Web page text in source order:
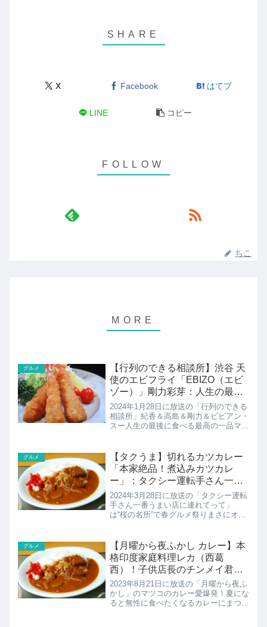
X Facebook はてブ
LINE コピー
ちこ
グルメ
【行列のできる相談所】渋谷 天
使のエビフライ「EBIZO（エビ
ゾー）」剛力彩芽：人生の最後
に食べる最高の一品
2024年1月28日に放送の「行列のできる
相談所」紀香＆高島＆剛力＆ビビアン・
スー人生の最後に食べる最高の一品マダ
彩芽さんが食べた天使の海老のエビフラ
イ、シーフードレス...
グルメ
【タクうま】切れるカツカレー
「本家絶品！煮込みカツカレ
ー」：タクシー運転手さん一番
うまい店！
2024年3月28日に放送の「タクシー運転
手さん一番うまい店に連れてって」
は“桜の名所”で春グルメ祭りまさにオン
す！
グルメ
【月曜から夜ふかし カレー】本
格印度家庭料理レカ（西葛
西）！子供店長のチンメイ君が
大人に
2023年8月21日に放送の「月曜から夜ふ
かし」のマツコのカレー愛爆発！夏にな
ると無性に食べたくなるカレーにまつわ